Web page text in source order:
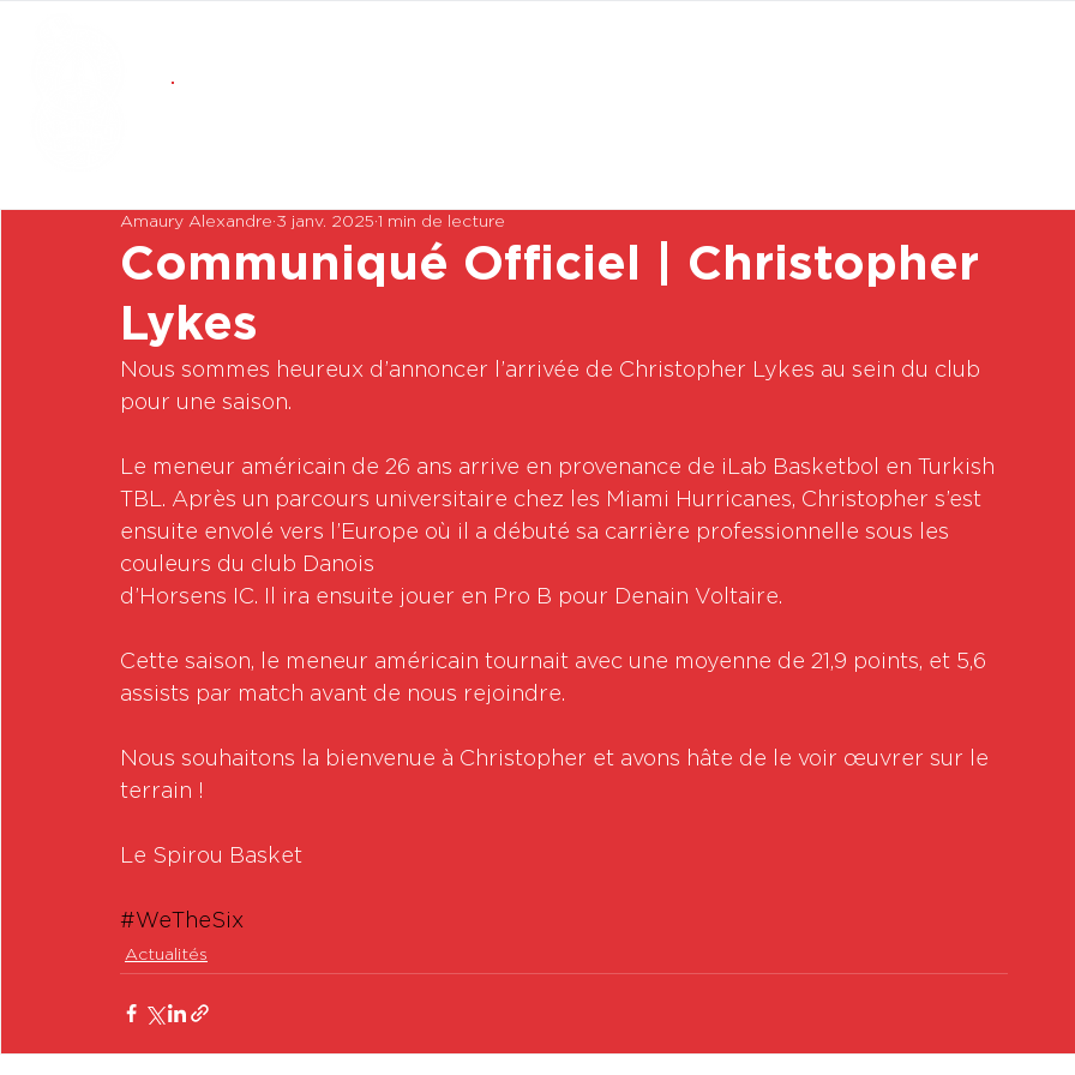
Communiqué Officiel | Christopher
Lykes
Amaury Alexandre 3 janv. 2025 1 min de lecture
Nous sommes heureux d’annoncer l’arrivée de Christopher Lykes au sein du club
pour une saison.
Le meneur américain de 26 ans arrive en provenance de iLab Basketbol en Turkish
TBL. Après un parcours universitaire chez les Miami Hurricanes, Christopher s’est
ensuite envolé vers l’Europe où il a débuté sa carrière professionnelle sous les
couleurs du club Danois
d’Horsens IC. Il ira ensuite jouer en Pro B pour Denain Voltaire.
Cette saison, le meneur américain tournait avec une moyenne de 21,9 points, et 5,6
assists par match avant de nous rejoindre.
Nous souhaitons la bienvenue à Christopher et avons hâte de le voir œuvrer sur le
terrain !
Le Spirou Basket
#WeTheSix
Actualités